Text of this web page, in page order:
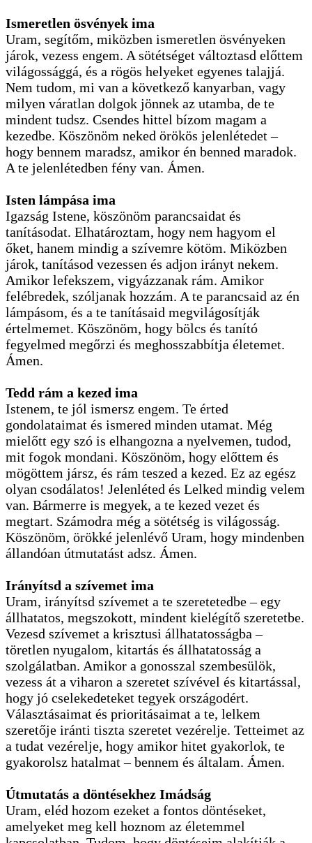
Ismeretlen ösvények ima
Uram, segítőm, miközben ismeretlen ösvényeken
járok, vezess engem. A sötétséget változtasd előttem
világossággá, és a rögös helyeket egyenes talajjá.
Nem tudom, mi van a következő kanyarban, vagy
milyen váratlan dolgok jönnek az utamba, de te
mindent tudsz. Csendes hittel bízom magam a
kezedbe. Köszönöm neked örökös jelenlétedet –
hogy bennem maradsz, amikor én benned maradok.
A te jelenlétedben fény van. Ámen.
Isten lámpása ima
Igazság Istene, köszönöm parancsaidat és
tanításodat. Elhatároztam, hogy nem hagyom el
őket, hanem mindig a szívemre kötöm. Miközben
járok, tanításod vezessen és adjon irányt nekem.
Amikor lefekszem, vigyázzanak rám. Amikor
felébredek, szóljanak hozzám. A te parancsaid az én
lámpásom, és a te tanításaid megvilágosítják
értelmemet. Köszönöm, hogy bölcs és tanító
fegyelmed megőrzi és meghosszabbítja életemet.
Ámen.
Tedd rám a kezed ima
Istenem, te jól ismersz engem. Te érted
gondolataimat és ismered minden utamat. Még
mielőtt egy szó is elhangozna a nyelvemen, tudod,
mit fogok mondani. Köszönöm, hogy előttem és
mögöttem jársz, és rám teszed a kezed. Ez az egész
olyan csodálatos! Jelenléted és Lelked mindig velem
van. Bármerre is megyek, a te kezed vezet és
megtart. Számodra még a sötétség is világosság.
Köszönöm, örökké jelenlévő Uram, hogy mindenben
állandóan útmutatást adsz. Ámen.
Irányítsd a szívemet ima
Uram, irányítsd szívemet a te szeretetedbe – egy
állhatatos, megszokott, mindent kielégítő szeretetbe.
Vezesd szívemet a krisztusi állhatatosságba –
töretlen nyugalom, kitartás és állhatatosság a
szolgálatban. Amikor a gonosszal szembesülök,
vezess át a viharon a szeretet szívével és kitartással,
hogy jó cselekedeteket tegyek országodért.
Választásaimat és prioritásaimat a te, lelkem
szeretője iránti tiszta szeretet vezérelje. Tetteimet az
a tudat vezérelje, hogy amikor hitet gyakorlok, te
gyakorolsz hatalmat – bennem és általam. Ámen.
Útmutatás a döntésekhez Imádság
Uram, eléd hozom ezeket a fontos döntéseket,
amelyeket meg kell hoznom az életemmel